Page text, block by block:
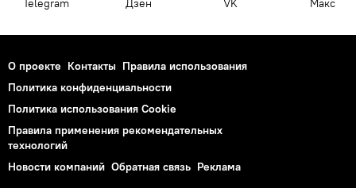
Telegram Дзен VK Макс
О проекте Контакты Правила использования
Политика конфиденциальности
Политика использования Cookie
Правила применения рекомендательных
технологий
Новости компаний Обратная связь Реклама